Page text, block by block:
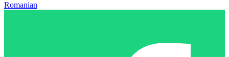
Romanian